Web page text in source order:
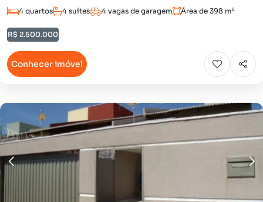
4 quartos 4 suítes 4 vagas de garagem Área de 398 m²
R$ 2.500.000
Conhecer imóvel